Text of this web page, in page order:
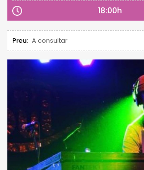
18:00h
Preu: A consultar